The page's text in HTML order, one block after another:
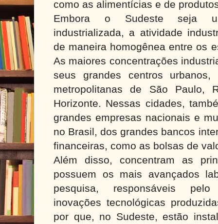
como as alimentícias e de
Embora o Sudeste seja
industrializada, a atividade
de maneira homogênea entre os
As maiores concentrações
seus grandes centros urbanos,
metropolitanas de São Paulo,
Horizonte. Nessas cidades,
grandes empresas nacionais e
no Brasil, dos grandes bancos
financeiras, como as bolsas de
Além disso, concentram as
possuem os mais avançados
pesquisa, responsáveis
inovações tecnológicas
por que, no Sudeste, estão